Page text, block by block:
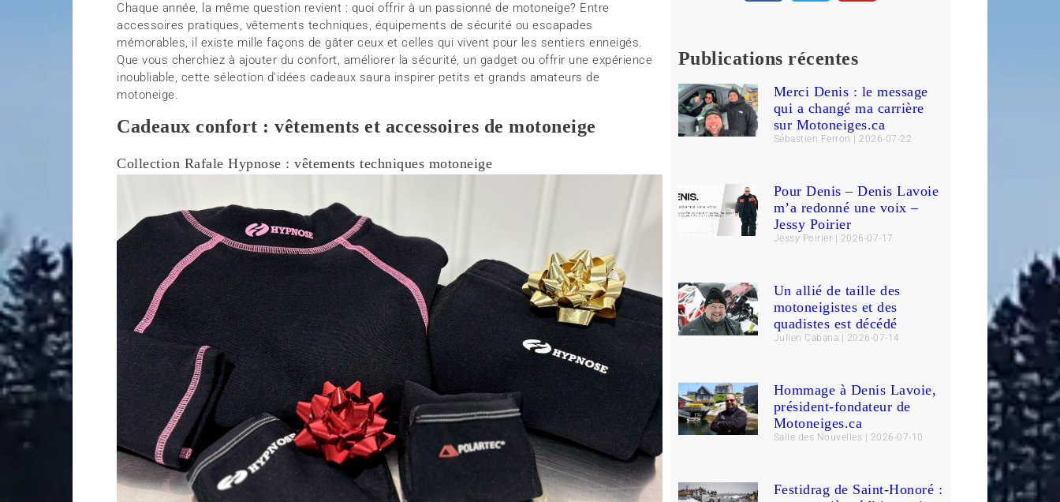
Chaque année, la même question revient : quoi offrir à un passionné de motoneige? Entre
accessoires pratiques, vêtements techniques, équipements de sécurité ou escapades
mémorables, il existe mille façons de gâter ceux et celles qui vivent pour les sentiers enneigés.
Que vous cherchiez à ajouter du confort, améliorer la sécurité, un gadget ou offrir une expérience
inoubliable, cette sélection d’idées cadeaux saura inspirer petits et grands amateurs de
motoneige.
Cadeaux confort : vêtements et accessoires de motoneige
Collection Rafale Hypnose : vêtements techniques motoneige
Publications récentes
Merci Denis : le message
qui a changé ma carrière
sur Motoneiges.ca
Sébastien Ferron 2026-07-22
Pour Denis – Denis Lavoie
m’a redonné une voix –
Jessy Poirier
Jessy Poirier 2026-07-17
Un allié de taille des
motoneigistes et des
quadistes est décédé
Julien Cabana 2026-07-14
Hommage à Denis Lavoie,
président-fondateur de
Motoneiges.ca
Salle des Nouvelles 2026-07-10
Festidrag de Saint-Honoré :